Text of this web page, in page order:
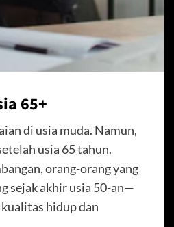
65+
di usia muda. Namun,
usia 65 tahun.
orang-orang yang
sejak akhir usia 50-an—
hidup dan